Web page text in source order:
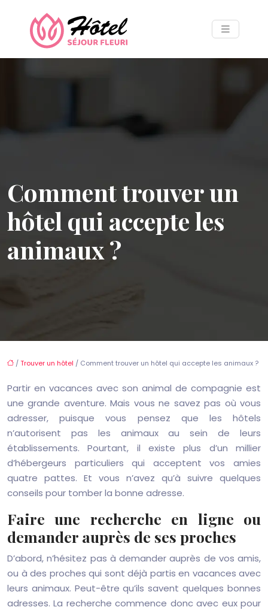
Comment trouver un
hôtel qui accepte les
animaux ?
/Trouver un hôtel / Comment trouver un hôtel qui accepte les animaux ?
Partir en vacances avec son animal de compagnie est
une grande aventure. Mais vous ne savez pas où vous
adresser, puisque vous pensez que les hôtels
n’autorisent pas les animaux au sein de leurs
établissements. Pourtant, il existe plus d’un millier
d’hébergeurs particuliers qui acceptent vos amies
quatre pattes. Et vous n’avez qu’à suivre quelques
conseils pour tomber la bonne adresse.
Faire une recherche en ligne ou
demander auprès de ses proches
D’abord, n’hésitez pas à demander auprès de vos amis,
ou à des proches qui sont déjà partis en vacances avec
leurs animaux. Peut-être qu’ils savent quelques bonnes
adresses. La recherche commence donc avec eux pour